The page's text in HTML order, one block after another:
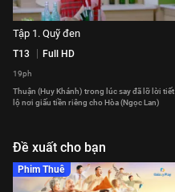
Tập 1. Quỹ đen
T13 Full HD
19ph
Thuận (Huy Khánh) trong lúc say đã lỡ lời tiết
lộ nơi giấu tiền riêng cho Hòa (Ngọc Lan)
Đề xuất cho bạn
Phim Thuê